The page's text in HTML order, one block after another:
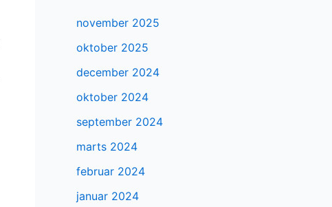
november 2025
oktober 2025
december 2024
oktober 2024
september 2024
marts 2024
februar 2024
januar 2024